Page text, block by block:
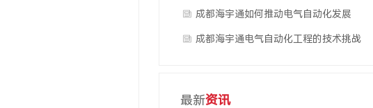
成都海宇通如何推动电气自动化发展
成都海宇通电气自动化工程的技术挑战
最新资讯